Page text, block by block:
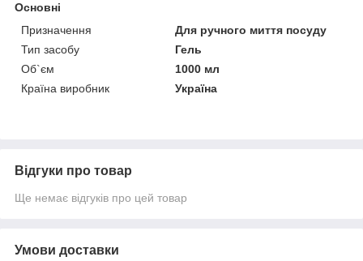
Основні
Призначення
Для ручного миття посуду
Тип засобу
Гель
Об`єм
1000 мл
Країна виробник
Україна
Відгуки про товар
Ще немає відгуків про цей товар
Умови доставки